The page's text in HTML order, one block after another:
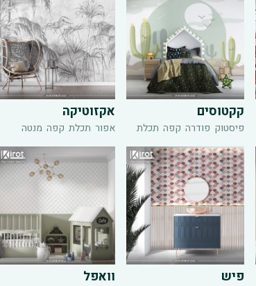
קקטוסים
פיסטוק פודרה קפה תכלת
אקזוטיקה
אפור תכלת קפה מנטה
פיש וואפל